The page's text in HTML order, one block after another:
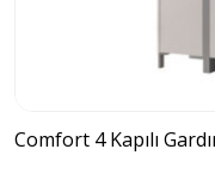
Comfort 4 Kapılı